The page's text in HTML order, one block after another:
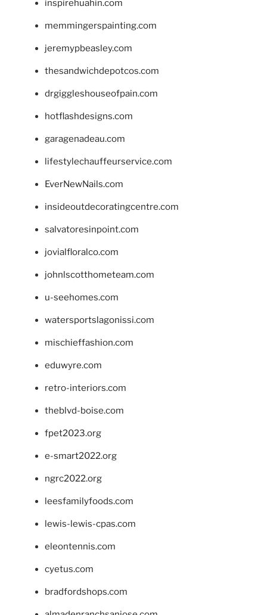
inspirehuahin.com
memmingerspainting.com
jeremypbeasley.com
thesandwichdepotcos.com
drgiggleshouseofpain.com
hotflashdesigns.com
garagenadeau.com
lifestylechauffeurservice.com
EverNewNails.com
insideoutdecoratingcentre.com
salvatoresinpoint.com
jovialfloralco.com
johnlscotthometeam.com
u-seehomes.com
watersportslagonissi.com
mischieffashion.com
eduwyre.com
retro-interiors.com
theblvd-boise.com
fpet2023.org
e-smart2022.org
ngrc2022.org
leesfamilyfoods.com
lewis-lewis-cpas.com
eleontennis.com
cyetus.com
bradfordshops.com